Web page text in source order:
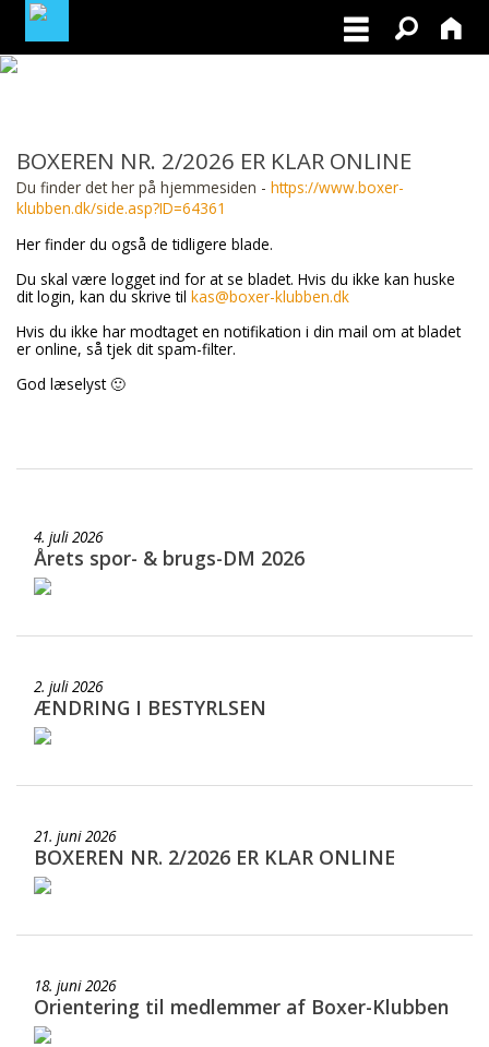
BLIV MEDLEM
BOXEREN NR. 2/2026 ER KLAR ONLINE
Du finder det her på hjemmesiden - https://www.boxer-
klubben.dk/side.asp?ID=64361
Her finder du også de tidligere blade.
Du skal være logget ind for at se bladet. Hvis du ikke kan huske
dit login, kan du skrive til kas@boxer-klubben.dk
Hvis du ikke har modtaget en notifikation i din mail om at bladet
er online, så tjek dit spam-filter.
God læselyst 🙂
4. juli 2026
Årets spor- & brugs-DM 2026
2. juli 2026
ÆNDRING I BESTYRLSEN
21. juni 2026
BOXEREN NR. 2/2026 ER KLAR ONLINE
18. juni 2026
Orientering til medlemmer af Boxer-Klubben